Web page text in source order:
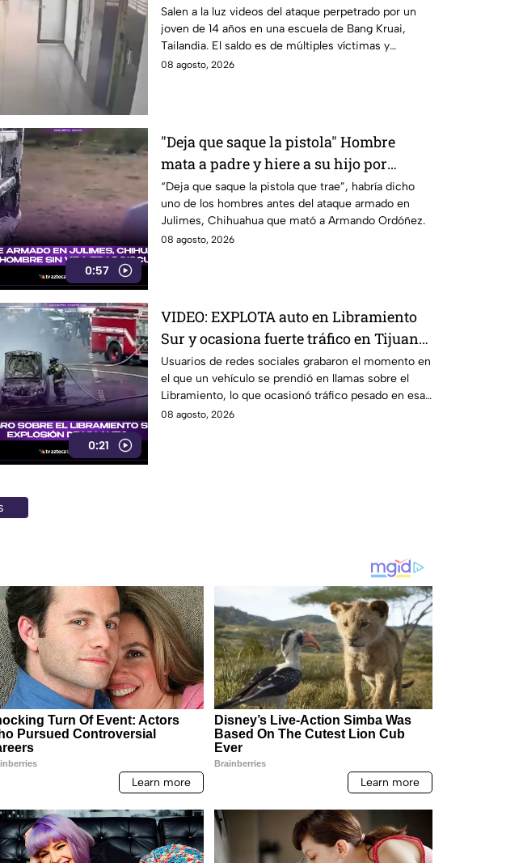
víctimas
Salen a la luz videos del ataque perpetrado por un
joven de 14 años en una escuela de Bang Kruai,
Tailandia. El saldo es de múltiples víctimas y
heridos.
08 agosto, 2026
0:57
"Deja que saque la pistola" Hombre
mata a padre y hiere a su hijo por
supuestamente invadir un camino
“Deja que saque la pistola que trae”, habría dicho
uno de los hombres antes del ataque armado en
Julimes, Chihuahua que mató a Armando Ordóñez.
08 agosto, 2026
0:21
VIDEO: EXPLOTA auto en Libramiento
Sur y ocasiona fuerte tráfico en Tijuana
este sábado; cerca de 5 y 10
Usuarios de redes sociales grabaron el momento en
el que un vehículo se prendió en llamas sobre el
Libramiento, lo que ocasionó tráfico pesado en esa
parte de Tijuana.
08 agosto, 2026